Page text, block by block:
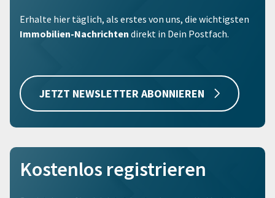
Erhalte hier täglich, als erstes von uns, die wichtigsten
Immobilien-Nachrichten direkt in Dein Postfach.
JETZT NEWSLETTER ABONNIEREN
Kostenlos registrieren